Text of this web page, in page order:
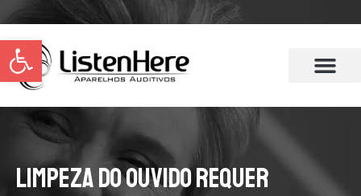
Abrir a barra de ferramentas
Limpeza do Ouvido Requer